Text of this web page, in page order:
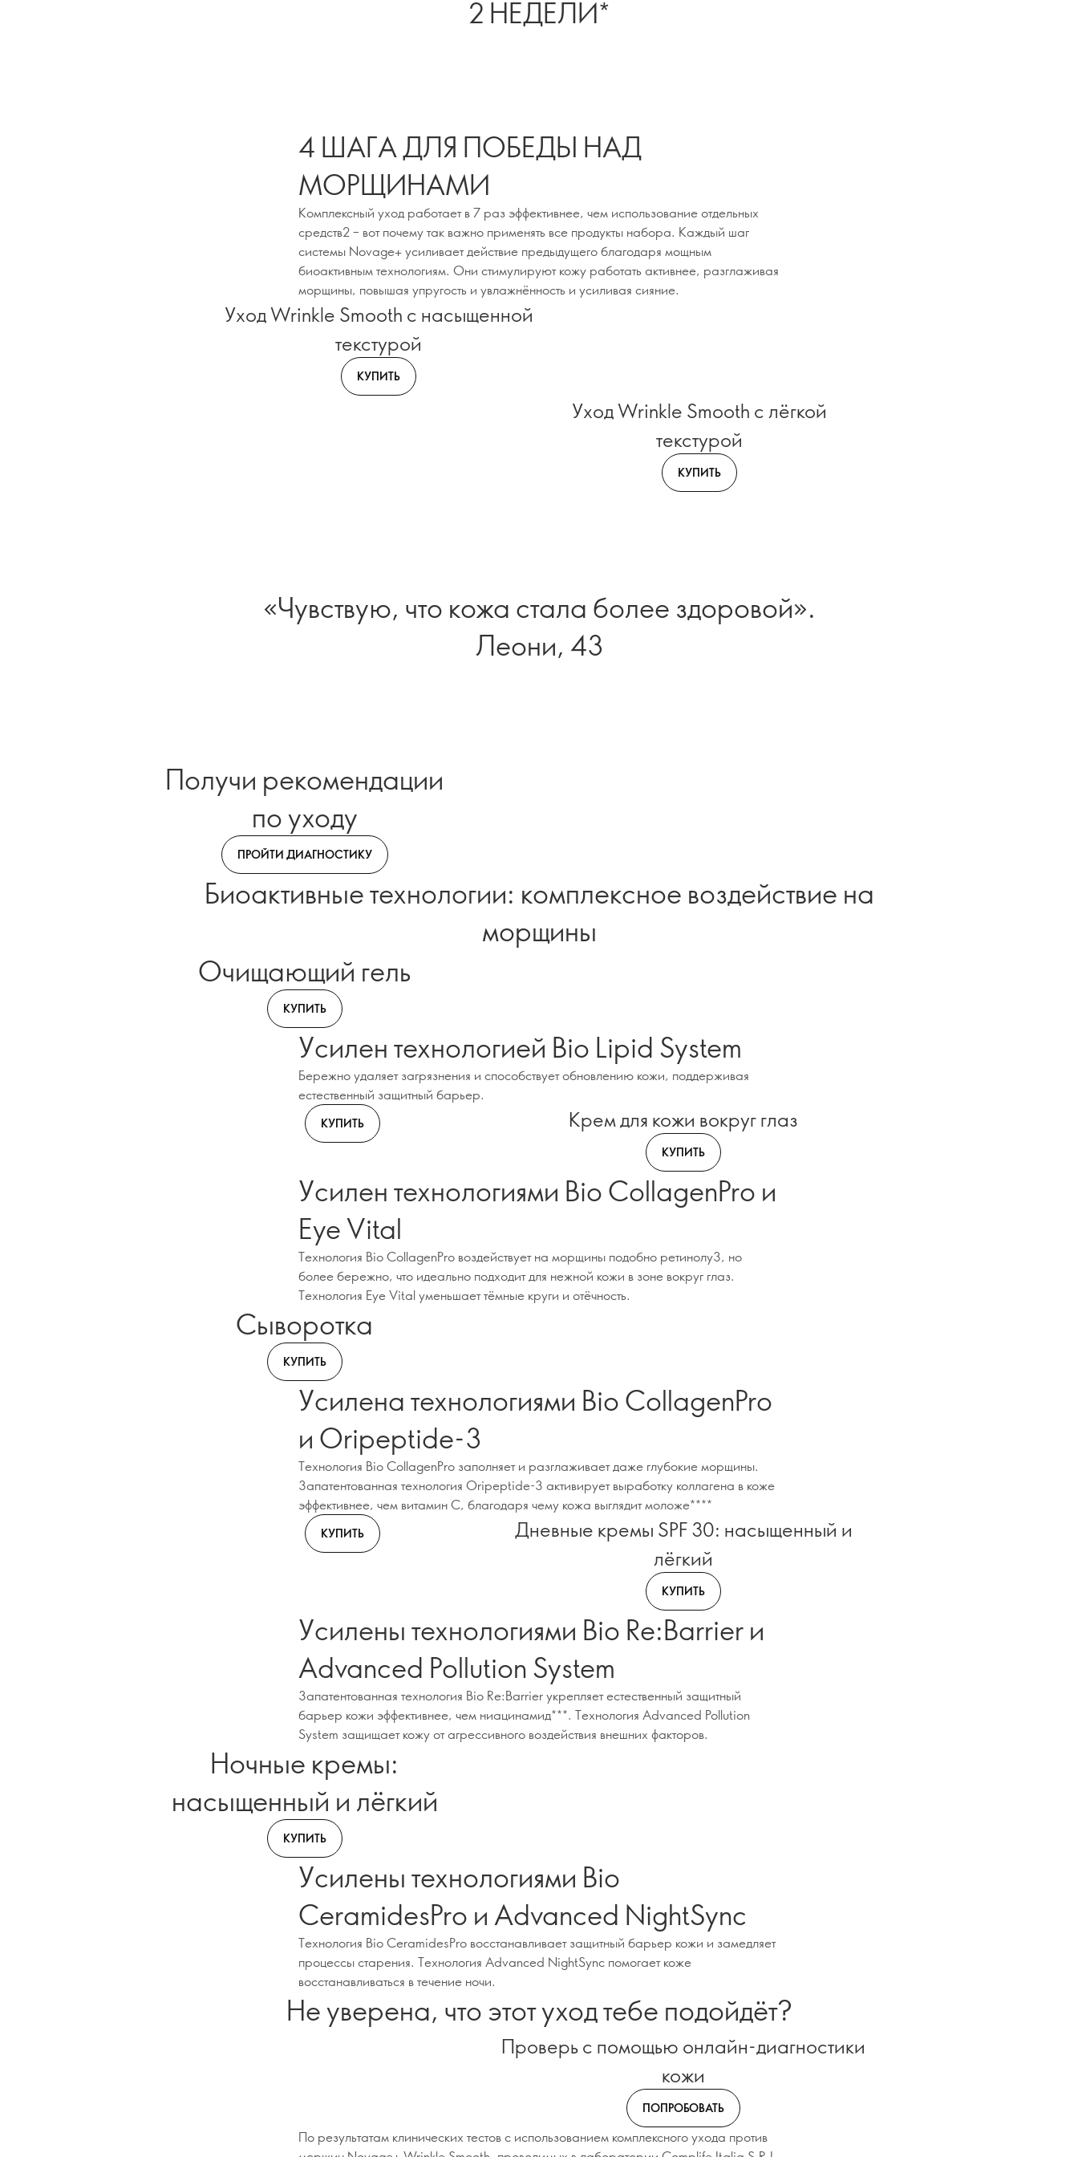
2 НЕДЕЛИ*
4 ШАГА ДЛЯ ПОБЕДЫ НАД
МОРЩИНАМИ
Комплексный уход работает в 7 раз эффективнее, чем использование отдельных
средств2 – вот почему так важно применять все продукты набора. Каждый шаг
системы Novage+ усиливает действие предыдущего благодаря мощным
биоактивным технологиям. Они стимулируют кожу работать активнее, разглаживая
морщины, повышая упругость и увлажнённость и усиливая сияние.
Уход Wrinkle Smooth с насыщенной
текстурой
КУПИТЬ
Уход Wrinkle Smooth с лёгкой
текстурой
КУПИТЬ
«Чувствую, что кожа стала более здоровой».
Леони, 43
Получи рекомендации
по уходу
ПРОЙТИ ДИАГНОСТИКУ
Биоактивные технологии: комплексное воздействие на
морщины
Очищающий гель
КУПИТЬ
Усилен технологией Bio Lipid System
Бережно удаляет загрязнения и способствует обновлению кожи, поддерживая
естественный защитный барьер.
КУПИТЬ Крем для кожи вокруг глаз
КУПИТЬ
Усилен технологиями Bio CollagenPro и
Eye Vital
Технология Bio CollagenPro воздействует на морщины подобно ретинолу3, но
более бережно, что идеально подходит для нежной кожи в зоне вокруг глаз.
Технология Eye Vital уменьшает тёмные круги и отёчность.
Сыворотка
КУПИТЬ
Усилена технологиями Bio CollagenPro
и Oripeptide-3
Технология Bio CollagenPro заполняет и разглаживает даже глубокие морщины.
Запатентованная технология Oripeptide-3 активирует выработку коллагена в коже
эффективнее, чем витамин С, благодаря чему кожа выглядит моложе****
КУПИТЬ
Дневные кремы SPF 30: насыщенный и
лёгкий
КУПИТЬ
Усилены технологиями Bio Re:Barrier и
Advanced Pollution System
Запатентованная технология Bio Re:Barrier укрепляет естественный защитный
барьер кожи эффективнее, чем ниацинамид***. Технология Advanced Pollution
System защищает кожу от агрессивного воздействия внешних факторов.
Ночные кремы:
насыщенный и лёгкий
КУПИТЬ
Усилены технологиями Bio
CeramidesPro и Advanced NightSync
Технология Bio CeramidesPro восстанавливает защитный барьер кожи и замедляет
процессы старения. Технология Advanced NightSync помогает коже
восстанавливаться в течение ночи.
Не уверена, что этот уход тебе подойдёт?
Проверь с помощью онлайн-диагностики
кожи
ПОПРОБОВАТЬ
По результатам клинических тестов с использованием комплексного ухода против